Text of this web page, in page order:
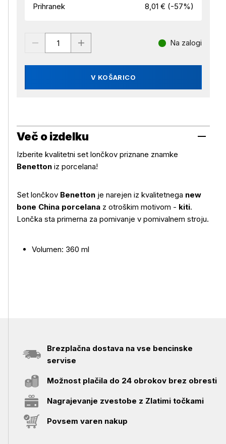
Prihranek 8,01 € (-57%)
V KOŠARICO
Na zalogi
Več o izdelku
Več o izdelku
Izberite kvalitetni set lončkov priznane znamke
Benetton iz porcelana!
Set lončkov Benetton je narejen iz kvalitetnega new
bone China porcelana z otroškim motivom - kiti.
Lončka sta primerna za pomivanje v pomivalnem stroju.
Volumen: 360 ml
Brezplačna dostava na vse bencinske
servise
Možnost plačila do 24 obrokov brez obresti
Nagrajevanje zvestobe z Zlatimi točkami
Povsem varen nakup